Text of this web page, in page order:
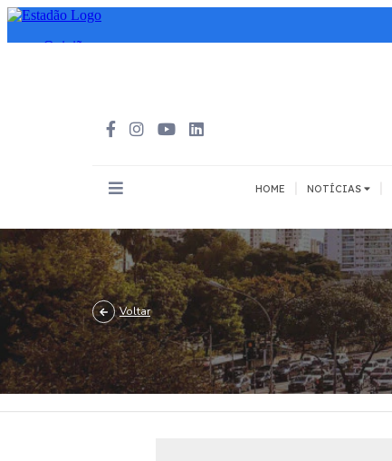
HOME NOTÍCIAS
INOVAÇÃO
Todos
MEIOS
Todos
A pé
Bicicleta
Cargas
Carro
Voltar